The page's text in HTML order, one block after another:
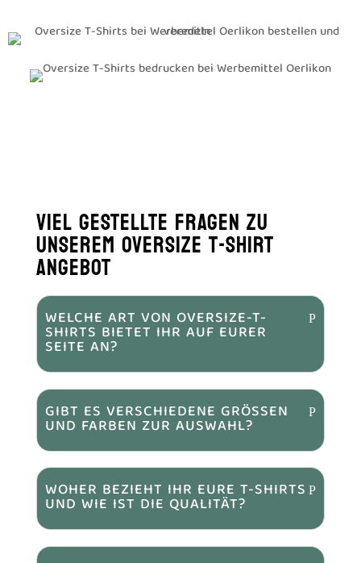
VIEL GESTELLTE FRAGEN ZU
UNSEREM OVERSIZE T-SHIRT
ANGEBOT
WELCHE ART VON OVERSIZE-T-
SHIRTS BIETET IHR AUF EURER
SEITE AN?
GIBT ES VERSCHIEDENE GRÖSSEN U
ND FARBEN ZUR AUSWAHL?
WOHER BEZIEHT IHR EURE T-SHIRTS
UND WIE IST DIE QUALITÄT?